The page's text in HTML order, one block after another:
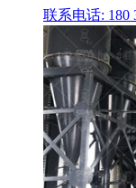
联系电话: 180